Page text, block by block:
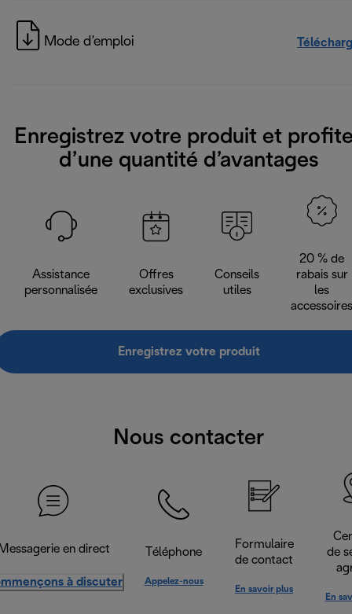
Mode d’emploi
Enregistrez votre produit et
d’une quantité d’avantages
Assistance
personnalisée
Offres
exclusives
Conseils
utiles
20 % de
rabais sur
les
accessoires
Enregistrez votre produit
Nous contacter
en direct
à discuter
Téléphone
Appelez-nous
Formulaire
de contact
En savoir plus
de
En